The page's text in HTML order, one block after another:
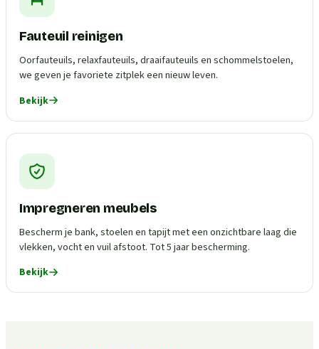
Fauteuil reinigen
Oorfauteuils, relaxfauteuils, draaifauteuils en schommelstoelen,
we geven je favoriete zitplek een nieuw leven.
Bekijk
Impregneren meubels
Bescherm je bank, stoelen en tapijt met een onzichtbare laag die
vlekken, vocht en vuil afstoot. Tot 5 jaar bescherming.
Bekijk